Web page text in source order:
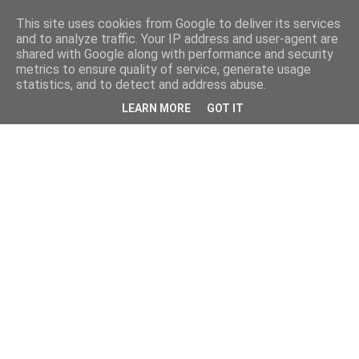
This site uses cookies from Google to deliver its services
and to analyze traffic. Your IP address and user-agent are
shared with Google along with performance and security
metrics to ensure quality of service, generate usage
statistics, and to detect and address abuse.
LEARN MORE GOT IT